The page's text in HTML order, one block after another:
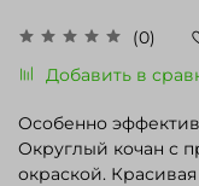
(0)
Добавить в
Особенно
Округлый кочан с
окраской.